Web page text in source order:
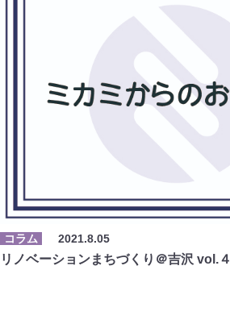
コラム 2021.8.05
リノベーションまちづくり＠吉沢 vol.４